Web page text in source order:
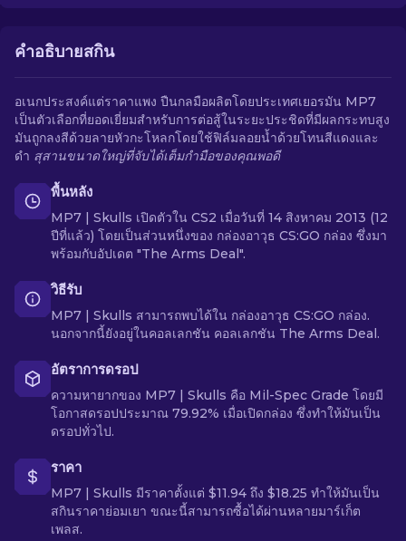
คำอธิบายสกิน
อเนกประสงค์แต่ราคาแพง ปืนกลมือผลิตโดยประเทศเยอรมัน MP7
เป็นตัวเลือกที่ยอดเยี่ยมสำหรับการต่อสู้ในระยะประชิดที่มีผลกระทบสูง
มันถูกลงสีด้วยลายหัวกะโหลกโดยใช้ฟิล์มลอยน้ำด้วยโทนสีแดงและ
ดำ สุสานขนาดใหญ่ที่จับได้เต็มกำมือของคุณพอดี
พื้นหลัง
MP7 | Skulls เปิดตัวใน CS2 เมื่อวันที่ 14 สิงหาคม 2013 (12
ปีที่แล้ว) โดยเป็นส่วนหนึ่งของ กล่องอาวุธ CS:GO กล่อง ซึ่งมา
พร้อมกับอัปเดต "The Arms Deal".
วิธีรับ
MP7 | Skulls สามารถพบได้ใน กล่องอาวุธ CS:GO กล่อง.
นอกจากนี้ยังอยู่ในคอลเลกชัน คอลเลกชัน The Arms Deal.
อัตราการดรอป
ความหายากของ MP7 | Skulls คือ Mil-Spec Grade โดยมี
โอกาสดรอปประมาณ 79.92% เมื่อเปิดกล่อง ซึ่งทำให้มันเป็น
ดรอปทั่วไป.
ราคา
MP7 | Skulls มีราคาตั้งแต่ $11.94 ถึง $18.25 ทำให้มันเป็น
สกินราคาย่อมเยา ขณะนี้สามารถซื้อได้ผ่านหลายมาร์เก็ต
เพลส.